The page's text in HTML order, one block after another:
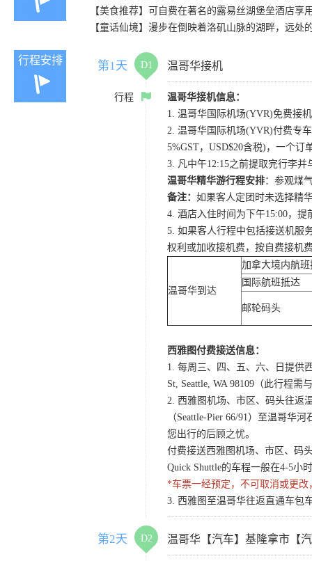
【美食推荐】可自费在著名的露易丝湖堡垒酒店享
【童话仙境】漫步在倒映着洛矶山脉的湖畔，远
行程安排 第1天 D1 温哥华接机
行程
温哥华接机信息：
1. 温哥华国际机场(YVR)免费接
2. 温哥华国际机场(YVR)付费专
5%GST，USD$20含税)，一个订
3. 凡中午12:15之前提取完行李
温哥华精华游行程安排：参观煤
备注： 如果客人定团时未选择精
4. 酒店入住时间为下午15:00，
5. 如果客人行程中包括接送机服
权利或加收接机费，按自费接机
温哥华到达
加拿大境内航班
国际航班抵达
邮轮码头
西雅图付费接送信息：
1. 每周三、四、五、六、日提供
St, Seattle, WA 98109（此行程
2. 西雅图机场、市区、码头往返
（Seattle-Pier 66/91）至温哥华
您出行的后顾之忧。
付费接送西雅图机场、市区、码
Quick Shuttle的车程一般在4-5小
*车票一经预定，不可取消或更
3. 西雅图至温哥华往返直通车包
第2天 D2 温哥华【汽车】基隆拿市【